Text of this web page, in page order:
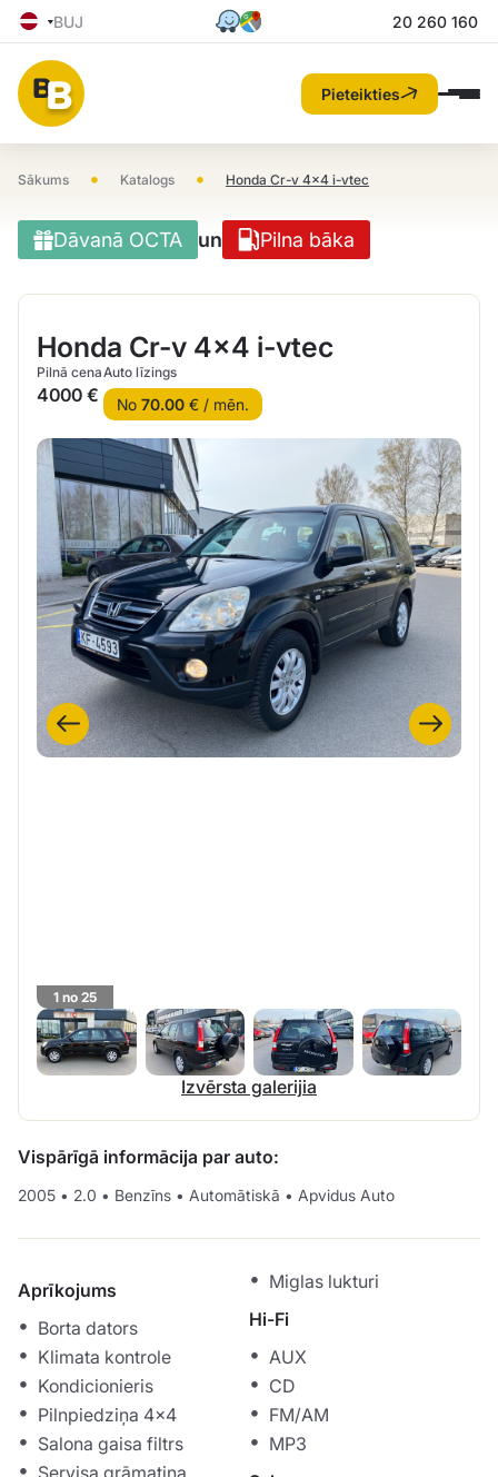
BUJ 20 260 160
Pieteikties
Sākums • Katalogs • Honda Cr-v 4×4 i-vtec
Dāvanā OCTA un Pilna bāka
Honda Cr-v 4×4 i-vtec
Pilnā cena
4000 €
Auto līzings
No 70.00€ / mēn.
1 no 25
Izvērsta galerijia
Vispārīgā informācija par auto:
2005 • 2.0 • Benzīns • Automātiskā • Apvidus Auto
Aprīkojums
Borta dators
Klimata kontrole
Kondicionieris
Pilnpiedziņa 4x4
Salona gaisa filtrs
Miglas lukturi
Hi-Fi
AUX
CD
FM/AM
MP3